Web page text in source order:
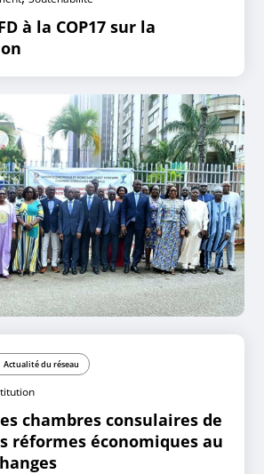
à la COP17 sur la
Actualité du réseau
chambres consulaires de
réformes économiques au